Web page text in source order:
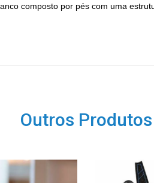
composto por pés com uma
Outros Produtos